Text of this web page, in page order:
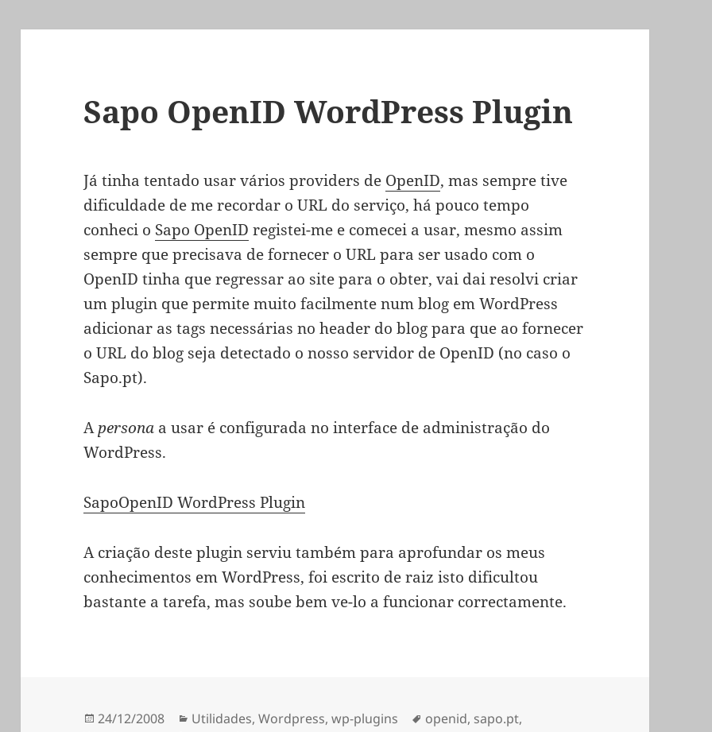
Sapo OpenID WordPress Plugin
Já tinha tentado usar vários providers de OpenID, mas sempre tive
dificuldade de me recordar o URL do serviço, há pouco tempo
conheci o Sapo OpenID registei-me e comecei a usar, mesmo assim
sempre que precisava de fornecer o URL para ser usado com o
OpenID tinha que regressar ao site para o obter, vai dai resolvi criar
um plugin que permite muito facilmente num blog em WordPress
adicionar as tags necessárias no header do blog para que ao fornecer
o URL do blog seja detectado o nosso servidor de OpenID (no caso o
Sapo.pt).
Apersona a usar é configurada no interface de administração do
WordPress.
SapoOpenID WordPress Plugin
A criação deste plugin serviu também para aprofundar os meus
conhecimentos em WordPress, foi escrito de raiz isto dificultou
bastante a tarefa, mas soube bem ve-lo a funcionar correctamente.
Publicado
24/12/2008 Categorias
Utilidades,Wordpress,wp-plugins Etiquetas
openid, sapo.pt,